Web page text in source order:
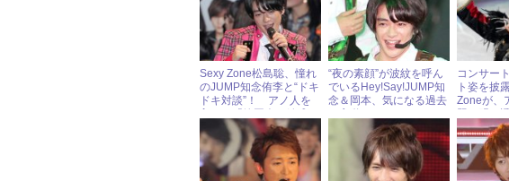
Sexy Zone松島聡、憧れ
のJUMP知念侑李と“ドキ
ドキ対談”！ アノ人を
“夜の素顔”が波紋を呼ん
でいるHey!Say!JUMP知
念＆岡本、気になる過去
コンサー
ト姿を披
Zoneが、